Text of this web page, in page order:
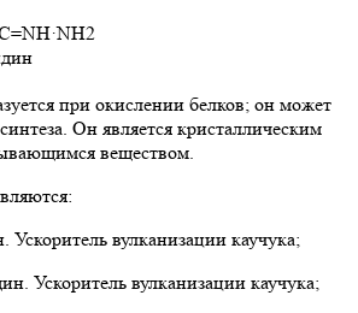
при окислении белков; он может
Он является кристаллическим
веществом.
вулканизации каучука;
Ускоритель вулканизации каучука;